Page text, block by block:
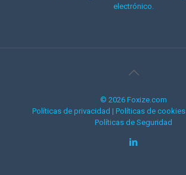
electrónico.
© 2026 Foxize.com
Políticas de privacidad | Políticas de cookies
Políticas de Seguridad